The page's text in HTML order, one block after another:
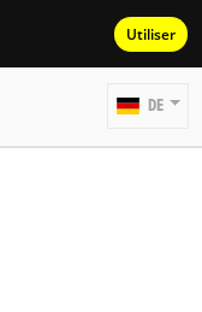
Utiliser
DE